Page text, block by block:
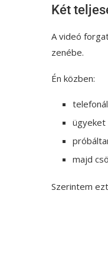
Két
A videó
zenébe.
Én közben:
majd
Szerintem